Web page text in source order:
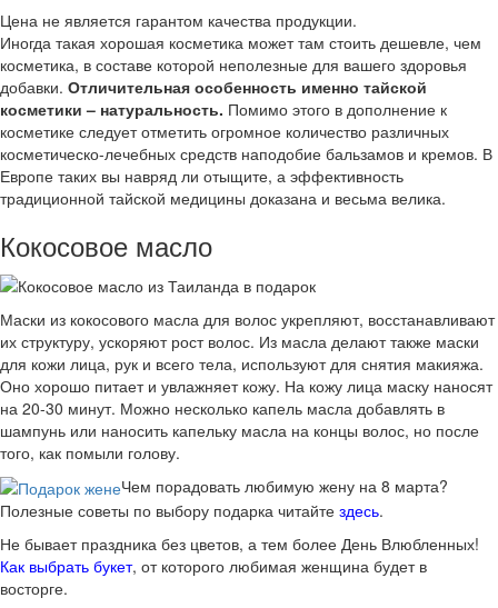
Цена не является гарантом качества продукции.
Иногда такая хорошая косметика может там стоить дешевле, чем
косметика, в составе которой неполезные для вашего здоровья
добавки. Отличительная особенность именно тайской
косметики – натуральность. Помимо этого в дополнение к
косметике следует отметить огромное количество различных
косметическо-лечебных средств наподобие бальзамов и кремов. В
Европе таких вы навряд ли отыщите, а эффективность
традиционной тайской медицины доказана и весьма велика.
Кокосовое масло
Маски из кокосового масла для волос укрепляют, восстанавливают
их структуру, ускоряют рост волос. Из масла делают также маски
для кожи лица, рук и всего тела, используют для снятия макияжа.
Оно хорошо питает и увлажняет кожу. На кожу лица маску наносят
на 20-30 минут. Можно несколько капель масла добавлять в
шампунь или наносить капельку масла на концы волос, но после
того, как помыли голову.
Чем порадовать любимую жену на 8 марта?
Полезные советы по выбору подарка читайте здесь.
Не бывает праздника без цветов, а тем более День Влюбленных!
Как выбрать букет, от которого любимая женщина будет в
восторге.